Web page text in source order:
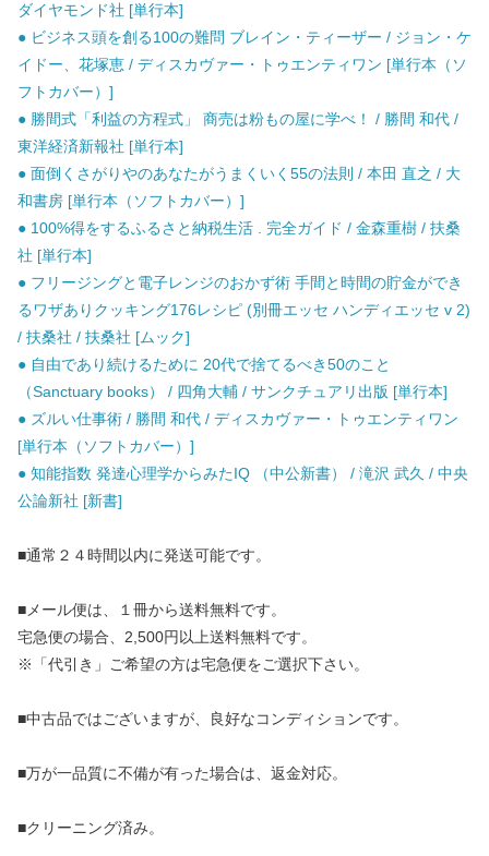
ダイヤモンド社 [単行本]
● ビジネス頭を創る100の難問 ブレイン・ティーザー / ジョン・ケ
イドー、花塚恵 / ディスカヴァー・トゥエンティワン [単行本（ソ
フトカバー）]
● 勝間式「利益の方程式」 商売は粉もの屋に学べ！ / 勝間 和代 /
東洋経済新報社 [単行本]
● 面倒くさがりやのあなたがうまくいく55の法則 / 本田 直之 / 大
和書房 [単行本（ソフトカバー）]
● 100%得をするふるさと納税生活 . 完全ガイド / 金森重樹 / 扶桑
社 [単行本]
● フリージングと電子レンジのおかず術 手間と時間の貯金ができ
るワザありクッキング176レシピ (別冊エッセ ハンディエッセ v 2)
/ 扶桑社 / 扶桑社 [ムック]
● 自由であり続けるために 20代で捨てるべき50のこと
（Sanctuary books） / 四角大輔 / サンクチュアリ出版 [単行本]
● ズルい仕事術 / 勝間 和代 / ディスカヴァー・トゥエンティワン
[単行本（ソフトカバー）]
● 知能指数 発達心理学からみたIQ （中公新書） / 滝沢 武久 / 中央
公論新社 [新書]
■通常２４時間以内に発送可能です。
■メール便は、１冊から送料無料です。
宅急便の場合、2,500円以上送料無料です。
※「代引き」ご希望の方は宅急便をご選択下さい。
■中古品ではございますが、良好なコンディションです。
■万が一品質に不備が有った場合は、返金対応。
■クリーニング済み。